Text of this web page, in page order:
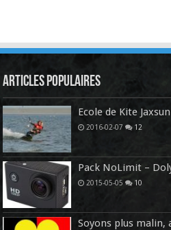
Articles Populaires
Ecole de Kite
2016-02-07 12
Pack NoLimit –
2015-05-05 10
Soyons plus malin,